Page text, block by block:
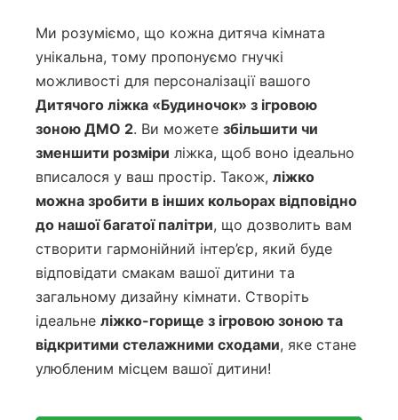
Ми розуміємо, що кожна дитяча кімната
унікальна, тому пропонуємо гнучкі
можливості для персоналізації вашого
Дитячого ліжка «Будиночок» з ігровою
зоною ДМО 2. Ви можете збільшити чи
зменшити розміри ліжка, щоб воно ідеально
вписалося у ваш простір. Також, ліжко
можна зробити в інших кольорах відповідно
до нашої багатої палітри, що дозволить вам
створити гармонійний інтер’єр, який буде
відповідати смакам вашої дитини та
загальному дизайну кімнати. Створіть
ідеальне ліжко-горище з ігровою зоною та
відкритими стелажними сходами, яке стане
улюбленим місцем вашої дитини!